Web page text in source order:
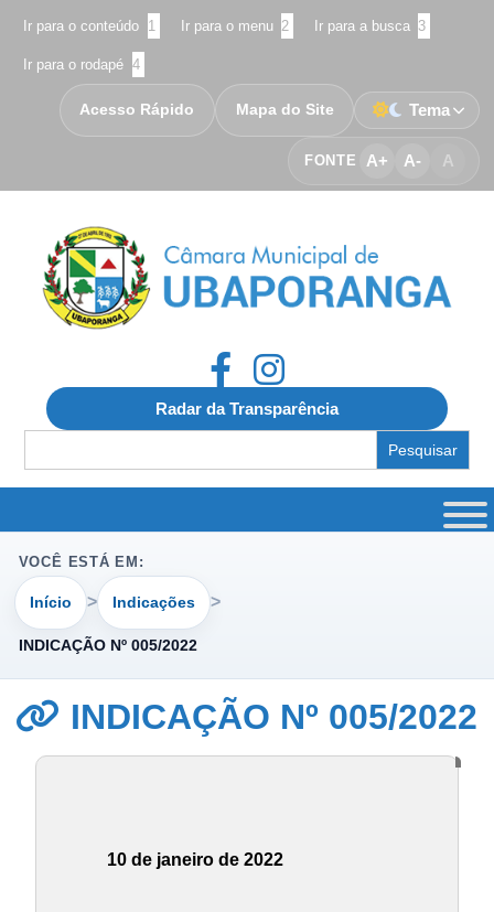
Ir para o conteúdo 1 Ir para o menu 2 Ir para a busca 3
Ir para o rodapé 4
FONTE A+ A- A
Acesso Rápido Mapa do Site Tema
Radar da Transparência
for:
VOCÊ ESTÁ EM:
Início Indicações
INDICAÇÃO Nº 005/2022
INDICAÇÃO Nº 005/2022
10 de janeiro de 2022